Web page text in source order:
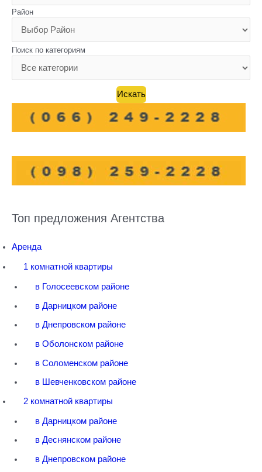
Район
Поиск по категориям
Топ предложения Агентства
Аренда
1 комнатной квартиры
в Голосеевском районе
в Дарницком районе
в Днепровском районе
в Оболонском районе
в Соломенском районе
в Шевченковском районе
2 комнатной квартиры
в Дарницком районе
в Деснянском районе
в Днепровском районе